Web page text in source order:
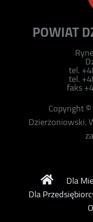
POWIAT
tel.
tel.
faks
Copyright
Dzierżoniowski.
Dla
Dla